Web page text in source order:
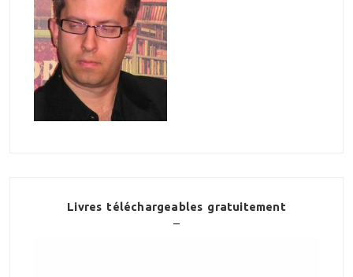
Livres téléchargeables gratuitement